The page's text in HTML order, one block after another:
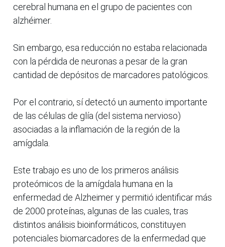
cerebral humana en el grupo de pacientes con
alzhéimer.
Sin embargo, esa reducción no estaba relacionada
con la pérdida de neuronas a pesar de la gran
cantidad de depósitos de marcadores patológicos.
Por el contrario, sí detectó un aumento importante
de las células de glía (del sistema nervioso)
asociadas a la inflamación de la región de la
amígdala.
Este trabajo es uno de los primeros análisis
proteómicos de la amígdala humana en la
enfermedad de Alzheimer y permitió identificar más
de 2000 proteínas, algunas de las cuales, tras
distintos análisis bioinformáticos, constituyen
potenciales biomarcadores de la enfermedad que